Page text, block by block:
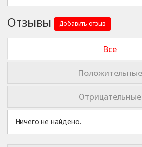
Отзывы Добавить отзыв
Все
Положительные
Отрицательные
Ничего не найдено.